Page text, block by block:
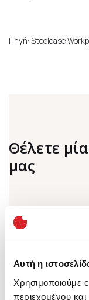
Αυτή η
Χρησιμοποιούμε
περιεχομένου
Πηγή: Steelcase
Θέλετε
μας
Όνομα